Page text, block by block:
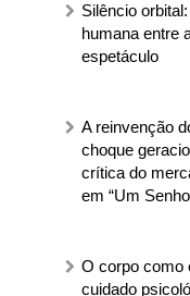
Silêncio
humana entre
espetáculo
A reinvenção
choque
crítica do
em “Um
O corpo como
cuidado